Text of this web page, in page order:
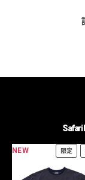
Safari
NEW 限定